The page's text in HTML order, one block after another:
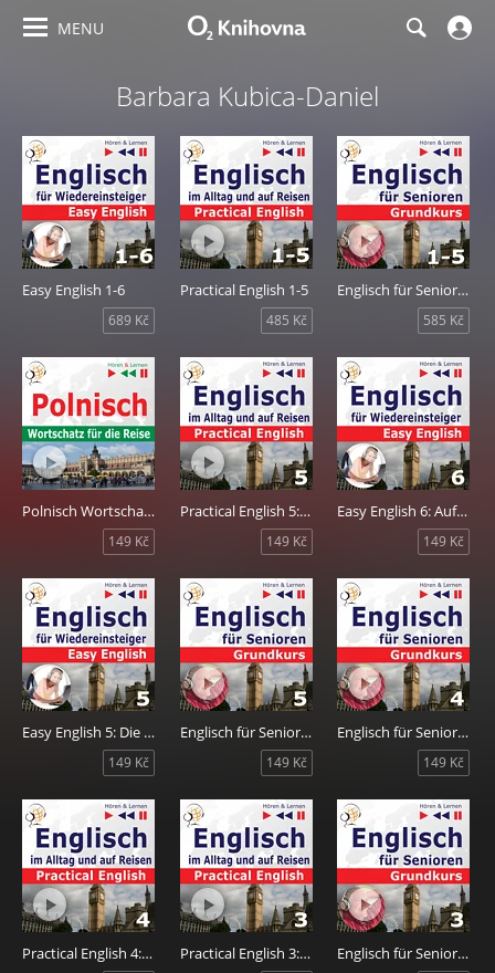
MENU
Barbara Kubica-Daniel
Easy English 1-6
689 Kč
Practical English 1-5
485 Kč
Englisch für Senioren 1-5
585 Kč
Polnisch Wortschatz für die Reise: 1000 wichtige Wörter und Wendungen
149 Kč
Practical English 5: Im Urlaub
149 Kč
Easy English 6: Auf Reisen
149 Kč
Easy English 5: Die Welt ums uns herum
149 Kč
Englisch für Senioren 5: Auf Reisen
149 Kč
Englisch für Senioren 4: Freizeit
149 Kč
Practical English 4: Problemlösungen Practical English 3: Sport und Gesundheit Englisch für Senioren 3: Haus und Welt